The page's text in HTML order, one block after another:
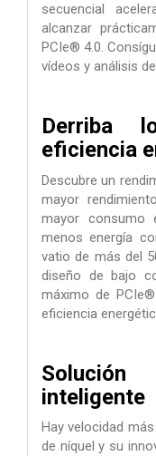
secuencial
alcanzar
PCIe® 4.0.
vídeos y análisis
Derriba
eficiencia
Descubre un
mayor
mayor consumo
menos energía
vatio de más del
diseño de bajo
máximo de
eficiencia
inteligente
Hay velocidad
de níquel y su